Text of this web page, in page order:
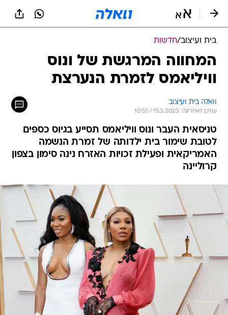
בית ועיצוב/חדשות
המחווה המרגשת של ונוס
וויליאמס לזמרת הנערצת
וואלה בית ועיצוב
עודכן לאחרונה: 15.3.2023 / 10:55
טניסאית העבר ונוס וויליאמס תסייע בגיוס כספים
לטובת שימור בית ילדותה של זמרת הנשמה
האמריקאית ופעילת זכויות האזרח נינה סימון בצפון
קרוליינה